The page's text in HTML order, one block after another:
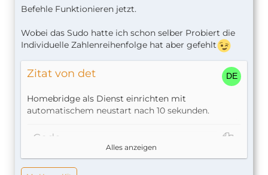
Befehle Funktionieren jetzt.
Wobei das Sudo hatte ich schon selber Probiert die
Individuelle Zahlenreihenfolge hat aber gefehlt
Zitat von det
Homebridge als Dienst einrichten mit
automatischem neustart nach 10 sekunden.
Code
sudo nano /etc/default/homebridge
Alles anzeigen